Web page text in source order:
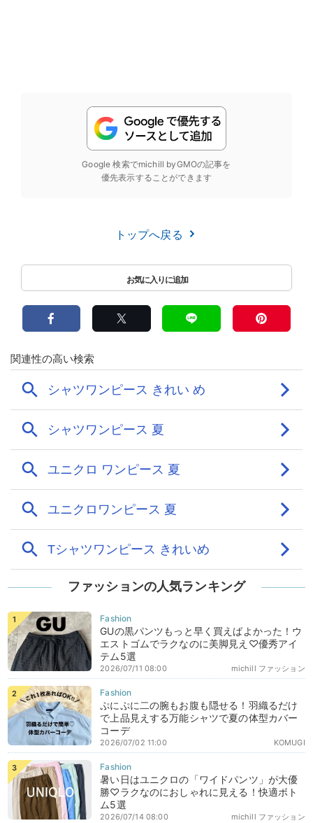
Google 検索でmichill byGMOの記事を
優先表示することができます
トップへ戻る
ファッションの人気ランキング
GUの黒パンツもっと早く買えばよかった！ウ
エストゴムでラクなのに美脚見え♡優秀アイ
テム5選
michill ファッション
2026/07/11 08:00
ぷにぷに二の腕もお腹も隠せる！羽織るだけ
で上品見えする万能シャツで夏の体型カバー
コーデ
KOMUGI
2026/07/02 11:00
暑い日はユニクロの「ワイドパンツ」が大優
勝♡ラクなのにおしゃれに見える！快適ボト
ム5選
michill ファッション
2026/07/14 08:00